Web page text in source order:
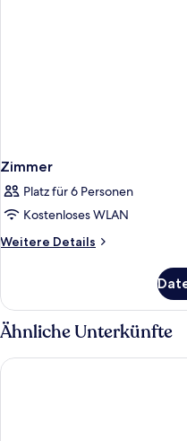
Zimmer
Platz für 6 Personen
Kostenloses WLAN
Weitere Details
Weitere
Ähnliche Unterkünfte
The Valentia Corretgería